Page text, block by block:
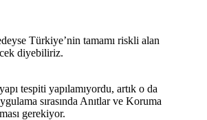
Türkiye’nin tamamı riskli alan
diyebiliriz.
tespiti yapılamıyordu, artık o da
sırasında Anıtlar ve Koruma
gerekiyor.